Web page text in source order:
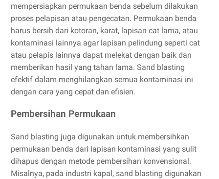
mempersiapkan permukaan benda sebelum dilakukan
proses pelapisan atau pengecatan. Permukaan benda
harus bersih dari kotoran, karat, lapisan cat lama, atau
kontaminasi lainnya agar lapisan pelindung seperti cat
atau pelapis lainnya dapat melekat dengan baik dan
memberikan hasil yang tahan lama. Sand blasting
efektif dalam menghilangkan semua kontaminasi ini
dengan cara yang cepat dan efisien.
Pembersihan Permukaan
Sand blasting juga digunakan untuk membersihkan
permukaan benda dari lapisan kontaminasi yang sulit
dihapus dengan metode pembersihan konvensional.
Misalnya, pada industri kapal, sand blasting digunakan